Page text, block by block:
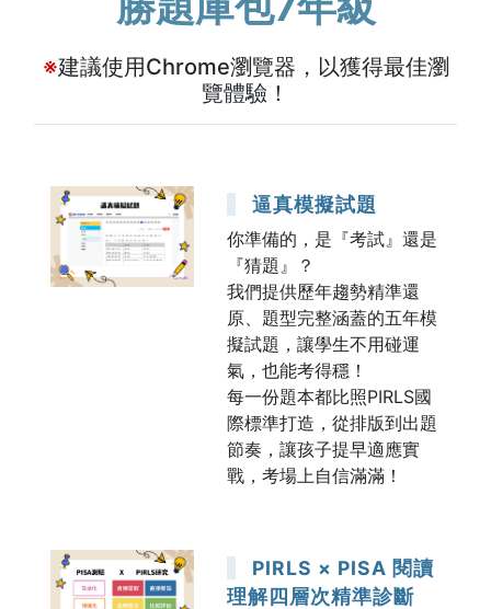
※建議使用Chrome瀏覽器，以獲得最佳瀏
覽體驗！
逼真模擬試題
你準備的，是『考試』還是
『猜題』？
我們提供歷年趨勢精準還
原、題型完整涵蓋的五年模
擬試題，讓學生不用碰運
氣，也能考得穩！
每一份題本都比照PIRLS國
際標準打造，從排版到出題
節奏，讓孩子提早適應實
戰，考場上自信滿滿！
PIRLS × PISA 閱讀
理解四層次精準診斷